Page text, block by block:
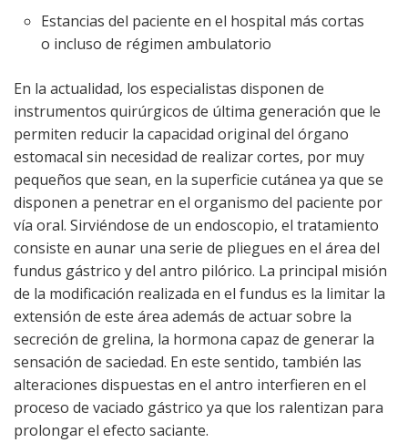
Estancias del paciente en el hospital más cortas
o incluso de régimen ambulatorio
En la actualidad, los especialistas disponen de
instrumentos quirúrgicos de última generación que le
permiten reducir la capacidad original del órgano
estomacal sin necesidad de realizar cortes, por muy
pequeños que sean, en la superficie cutánea ya que se
disponen a penetrar en el organismo del paciente por
vía oral. Sirviéndose de un endoscopio, el tratamiento
consiste en aunar una serie de pliegues en el área del
fundus gástrico y del antro pilórico. La principal misión
de la modificación realizada en el fundus es la limitar la
extensión de este área además de actuar sobre la
secreción de grelina, la hormona capaz de generar la
sensación de saciedad. En este sentido, también las
alteraciones dispuestas en el antro interfieren en el
proceso de vaciado gástrico ya que los ralentizan para
prolongar el efecto saciante.